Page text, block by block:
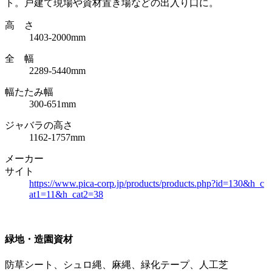
ト。戸建て現場や資材置き場などの出入り口に。
高 さ
1403-2000mm
全 幅
2289-5440mm
幅たたみ幅
300-651mm
ジャバラの高さ
1162-1757mm
メーカー
サイト
https://www.pica-corp.jp/products/products.php?id=130&h_c
at1=11&h_cat2=38
緑地・造園資材
防草シート、シュロ縄、麻縄、緑化テープ、人工芝